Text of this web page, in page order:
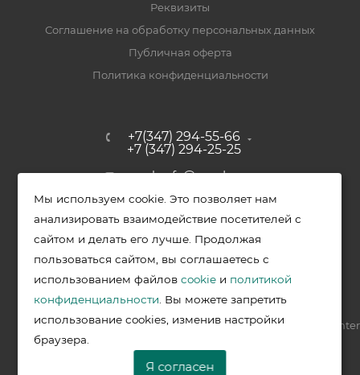
Реквизиты
Соглашение на обработку персональных данных
Публичная оферта
Политика конфиденциальности
+7(347) 294-55-66
+7 (347) 294-25-25
upak-ufa@yandex.ru
Уфимский район, с. Зубово, ул.
Полевая, д. 44/2, к. 2
2026 © Меркурий - упаковочная продукция от ведущих
производителей в Уфе
Разработка —
VIS.center
Мы используем cookie. Это позволяет нам
анализировать взаимодействие посетителей с
сайтом и делать его лучше. Продолжая
пользоваться сайтом, вы соглашаетесь с
использованием файловcookie и политикой
конфиденциальности . Вы можете запретить
использование cookies, изменив настройки
браузера.
Я согласен